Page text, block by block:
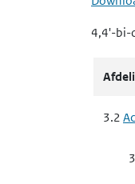
4,4'-bi-
3.2